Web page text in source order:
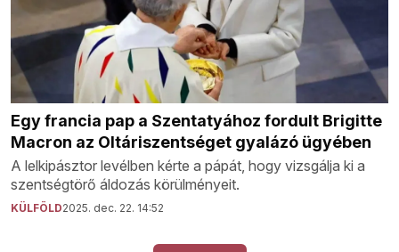
Egy francia pap a Szentatyához fordult Brigitte
Macron az Oltáriszentséget gyalázó ügyében
A lelkipásztor levélben kérte a pápát, hogy vizsgálja ki a
szentségtörő áldozás körülményeit.
KÜLFÖLD2025. dec. 22. 14:52